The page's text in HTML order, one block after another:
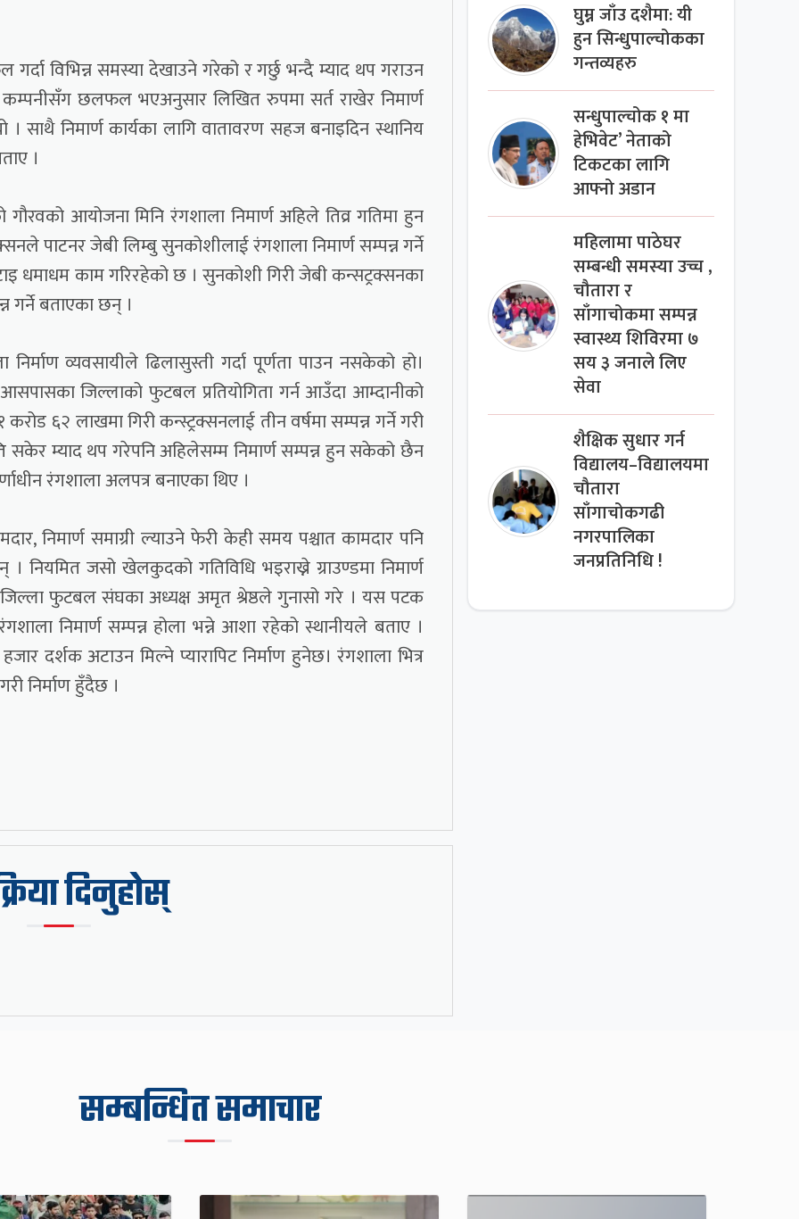
विभिन्न समस्या देखाउने गरेको र गर्छु भन्दै म्याद थप गराउन
छलफल भएअनुसार लिखित रुपमा सर्त राखेर निमार्ण
। साथै निमार्ण कार्यका लागि वातावरण सहज बनाइदिन स्थानिय
।
आयोजना मिनि रंगशाला निमार्ण अहिले तिव्र गतिमा हुन
पाटनर जेबी लिम्बु सुनकोशीलाई रंगशाला निमार्ण सम्पन्न गर्ने
धमाधम काम गरिरहेको छ । सुनकोशी गिरी जेबी कन्सट्रक्सनका
गर्ने बताएका छन् ।
व्यवसायीले ढिलासुस्ती गर्दा पूर्णता पाउन नसकेको हो।
जिल्लाको फुटबल प्रतियोगिता गर्न आउँदा आम्दानीको
६२ लाखमा गिरी कन्स्ट्रक्सनलाई तीन वर्षमा सम्पन्न गर्ने गरी
सकेर म्याद थप गरेपनि अहिलेसम्म निमार्ण सम्पन्न हुन सकेको छैन
रंगशाला अलपत्र बनाएका थिए ।
निमार्ण समाग्री ल्याउने फेरी केही समय पश्चात कामदार पनि
नियमित जसो खेलकुदको गतिविधि भइराख्ने ग्राउण्डमा निमार्ण
फुटबल संघका अध्यक्ष अमृत श्रेष्ठले गुनासो गरे । यस पटक
निमार्ण सम्पन्न होला भन्ने आशा रहेको स्थानीयले बताए ।
दर्शक अटाउन मिल्ने प्यारापिट निर्माण हुनेछ। रंगशाला भित्र
निर्माण हुँदैछ ।
दिनुहोस्
घुम्न जाँउ दशैमा: यी
हुन सिन्धुपाल्चोकका
गन्तव्यहरु
सन्धुपाल्चोक १ मा
हेभिवेट’ नेताको
टिकटका लागि
आफ्नो अडान
महिलामा पाठेघर
सम्बन्धी समस्या उच्च ,
चौतारा र
साँगाचोकमा सम्पन्न
स्वास्थ्य शिविरमा ७
सय ३ जनाले लिए
सेवा
शैक्षिक सुधार गर्न
विद्यालय–विद्यालयमा
चौतारा
साँगाचोकगढी
नगरपालिका
जनप्रतिनिधि !
सम्बन्धित समाचार